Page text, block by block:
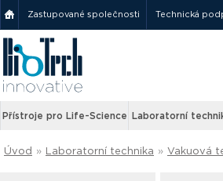
Zastupované společnosti Technická
Přístroje pro Life-Science Laboratorní
Úvod » Laboratorní technika » Vakuová